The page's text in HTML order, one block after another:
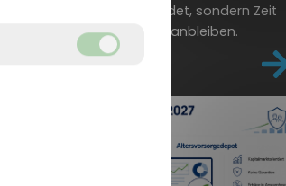
Market-Timing entscheidet, sondern Zeit
im Markt, Disziplin und Dranbleiben.